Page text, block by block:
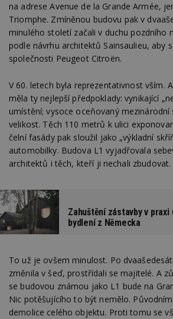
na adrese Avenue de la Grande Armée,
Triomphe. Zmíněnou budovu pak v
minulého století začali v duchu pozdního
podle návrhu architektů Sainsaulieu, aby
společnosti Peugeot Citroën.
V 60. letech byla reprezentativnost vším.
měla ty nejlepší předpoklady: vynikající
umístění; vysoce oceňovaný
velikost. Těch 110 metrů k ulici
čelní fasády pak sloužil jako „výkladní
automobilky. Budova L1 vyjadřovala
architektů i těch, kteří ji nechali zbudovat.
Zahuštění zástavby v
bydlení z Německa
To už je ovšem minulost. Po
změnila v šeď, prostřídali se majitelé. A
se budovou známou jako L1 bude na
Nic potěšujícího to být nemělo.
demolice celého objektu. Proti tomu se